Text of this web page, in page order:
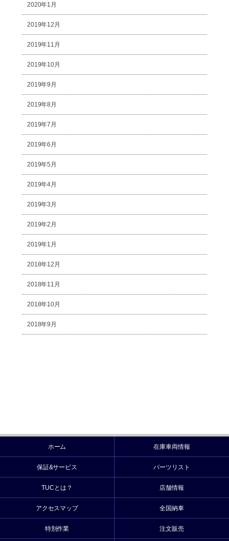
2020年1月
2019年12月
2019年11月
2019年10月
2019年9月
2019年8月
2019年7月
2019年6月
2019年5月
2019年4月
2019年3月
2019年2月
2019年1月
2018年12月
2018年11月
2018年10月
2018年9月
ホーム 在庫車両情報
保証&サービス パーツリスト
TUCとは？ 店舗情報
アクセスマップ 全国納車
特別作業 注文販売